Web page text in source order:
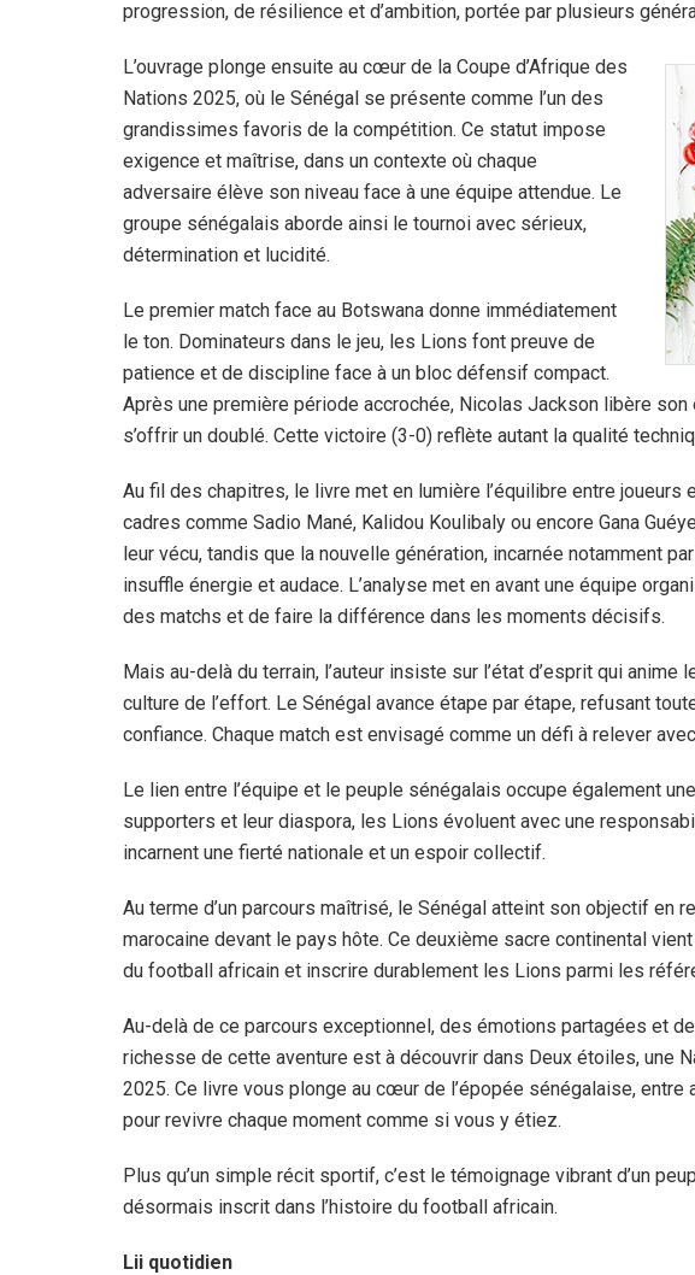
progression, de résilience et d’ambition, portée par plusieurs
L’ouvrage plonge ensuite au cœur de la Coupe d’Afrique des
Nations 2025, où le Sénégal se présente comme l’un des
grandissimes favoris de la compétition. Ce statut impose
exigence et maîtrise, dans un contexte où chaque
adversaire élève son niveau face à une équipe attendue. Le
groupe sénégalais aborde ainsi le tournoi avec sérieux,
détermination et lucidité.
Le premier match face au Botswana donne immédiatement
le ton. Dominateurs dans le jeu, les Lions font preuve de
patience et de discipline face à un bloc défensif compact.
Après une première période accrochée, Nicolas Jackson libère son
s’offrir un doublé. Cette victoire (3-0) reflète autant la qualité
Au fil des chapitres, le livre met en lumière l’équilibre entre
cadres comme Sadio Mané, Kalidou Koulibaly ou encore Gana
leur vécu, tandis que la nouvelle génération, incarnée notamment
insuffle énergie et audace. L’analyse met en avant une équipe
des matchs et de faire la différence dans les moments décisifs.
Mais au-delà du terrain, l’auteur insiste sur l’état d’esprit qui
culture de l’effort. Le Sénégal avance étape par étape, refusant
confiance. Chaque match est envisagé comme un défi à relever
Le lien entre l’équipe et le peuple sénégalais occupe également
supporters et leur diaspora, les Lions évoluent avec une
incarnent une fierté nationale et un espoir collectif.
Au terme d’un parcours maîtrisé, le Sénégal atteint son objectif en
marocaine devant le pays hôte. Ce deuxième sacre continental
du football africain et inscrire durablement les Lions parmi les
Au-delà de ce parcours exceptionnel, des émotions partagées et
richesse de cette aventure est à découvrir dans Deux étoiles, une
2025. Ce livre vous plonge au cœur de l’épopée sénégalaise,
pour revivre chaque moment comme si vous y étiez.
Plus qu’un simple récit sportif, c’est le témoignage vibrant d’un
désormais inscrit dans l’histoire du football africain.
Lii quotidien